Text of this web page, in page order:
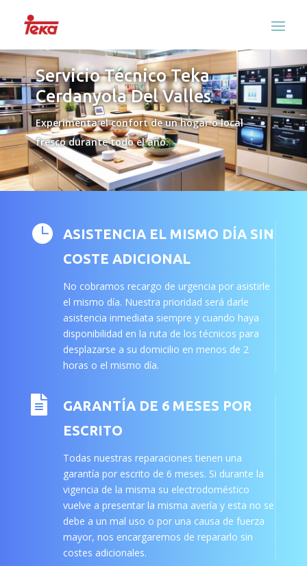
Servicio Técnico Teka
Cerdanyola Del Valles
Experimenta el confort de un hogar o local
fresco durante todo el año.

ASISTENCIA EL MISMO DÍA SIN
COSTE ADICIONAL
No cobramos recargo de urgencia por asistirle
el mismo día. Nuestra prioridad será darle
asistencia inmediata siempre y cuando haya
disponibilidad en la ruta de los técnicos para
desplazarse a su domicilio en menos de 2
horas o el mismo día.

GARANTÍA DE 6 MESES POR
ESCRITO
Todas nuestras reparaciones tienen una
garantía por escrito de 6 meses. Si durante la
vigencia de la misma su electrodoméstico
vuelve a presentar la misma avería y esta no se
debe a un mal uso o por una causa de fuerza
mayor, nos encargaremos de repararlo sin
costes adicionales.